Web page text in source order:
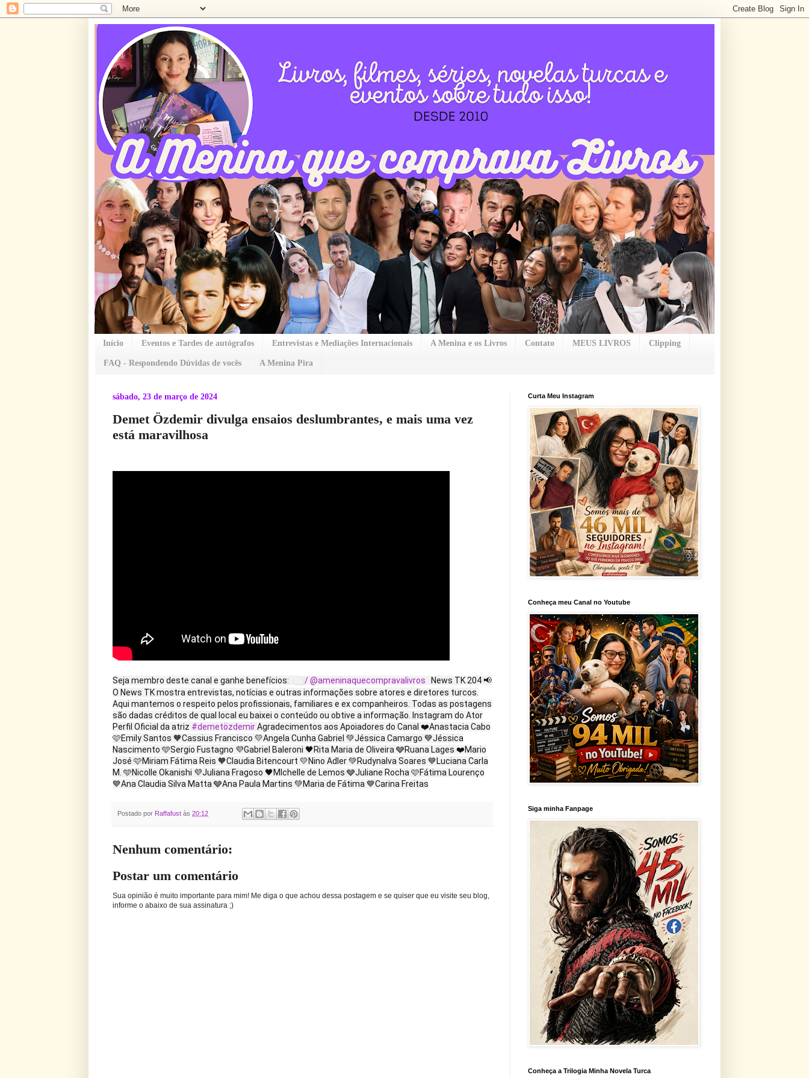
Início Eventos e Tardes de autógrafos Entrevistas e Mediações Internacionais A Menina e os Livros Contato MEUS LIVROS Clipping
FAQ - Respondendo Dúvidas de vocês A Menina Pira
sábado, 23 de março de 2024
Demet Özdemir divulga ensaios deslumbrantes, e mais uma vez
está maravilhosa
Seja membro deste canal e ganhe benefícios: / @ameninaquecompravalivros
News TK 204 📢
O News TK mostra entrevistas, notícias e outras informações sobre atores e diretores turcos.
Aqui mantemos o respeito pelos profissionais, familiares e ex companheiros. Todas as postagens
são dadas créditos de qual local eu baixei o conteúdo ou obtive a informação. Instagram do Ator
Perfil Oficial da atriz #demetözdemirAgradecimentos aos Apoiadores do Canal ❤️Anastacia Cabo
🩷Emily Santos 🧡Cassius Francisco 💛Angela Cunha Gabriel 💚Jéssica Camargo 💙Jéssica
Nascimento 🩵Sergio Fustagno 💜Gabriel Baleroni 🖤Rita Maria de Oliveira 🩶Ruana Lages ❤️Mario
José 🩷Miriam Fátima Reis 🧡Claudia Bitencourt 💛Nino Adler 💚Rudynalva Soares 💙Luciana Carla
M. 🩵Nicolle Okanishi 💜Juliana Fragoso 🖤MIchelle de Lemos 🩶Juliane Rocha 🩷Fátima Lourenço
💙Ana Claudia Silva Matta 🩶Ana Paula Martins 💚Maria de Fátima 💙Carina Freitas
Postado por Raffafust às 20:12
Nenhum comentário:
Postar um comentário
Sua opinião é muito importante para mim! Me diga o que achou dessa postagem e se quiser que eu visite seu blog,
informe o abaixo de sua assinatura ;)
Curta Meu Instagram
Conheça meu Canal no Youtube
Siga minha Fanpage
Conheça a Trilogia Minha Novela Turca